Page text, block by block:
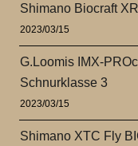
Shimano Biocraft
2023/03/15
G.Loomis IMX-
Schnurklasse 3
2023/03/15
Shimano XTC Fly